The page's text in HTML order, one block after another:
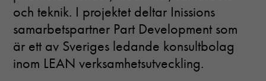
och teknik. I projektet deltar Inissions
samarbetspartner Part Development som
är ett av Sveriges ledande konsultbolag
inom LEAN verksamhetsutveckling.